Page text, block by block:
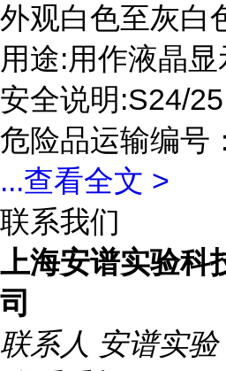
外观白色至灰白
用途:用作液晶
安全说明:S24/25
危险品运输编号
...查看全文 >
联系我们
上海安谱实验科
司
联系人 安谱实验